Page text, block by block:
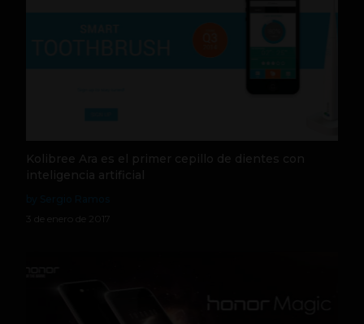
Kolibree Ara es el primer cepillo de dientes con
inteligencia artificial
3 de enero de 2017